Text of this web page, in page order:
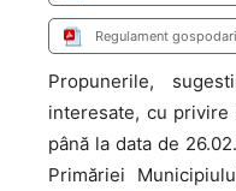
Regulament
Propunerile,
interesate, cu
până la data de
Primăriei